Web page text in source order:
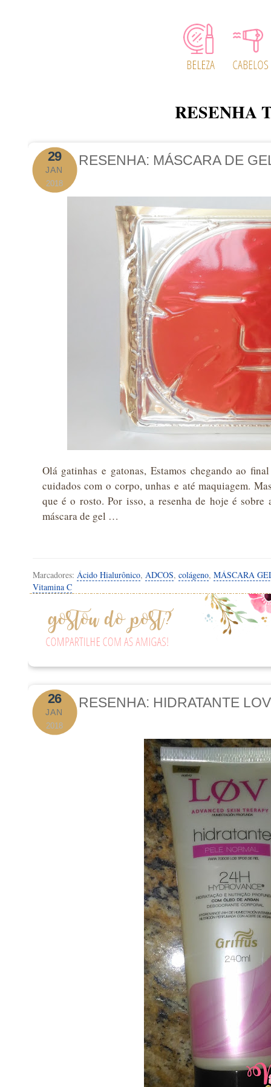
RESENHA
29
JAN
2018
RESENHA: MÁSCARA DE
Olá gatinhas e gatonas, Estamos chegando ao
cuidados com o corpo, unhas e até maquiagem.
que é o rosto. Por isso, a resenha de hoje é
máscara de gel …
Marcadores: Ácido Hialurônico, ADCOS, colágeno, MÁSCARA
Vitamina C
26
JAN
2018
RESENHA: HIDRATANTE